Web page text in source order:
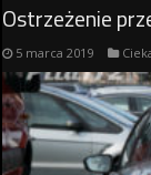
Ostrzeżenie
5 marca 2019